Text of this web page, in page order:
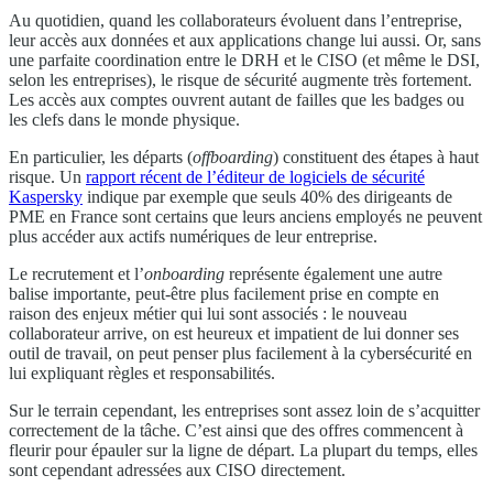
Au quotidien, quand les collaborateurs évoluent dans l’entreprise,
leur accès aux données et aux applications change lui aussi. Or, sans
une parfaite coordination entre le DRH et le CISO (et même le DSI,
selon les entreprises), le risque de sécurité augmente très fortement.
Les accès aux comptes ouvrent autant de failles que les badges ou
les clefs dans le monde physique.
En particulier, les départs (offboarding) constituent des étapes à haut
risque. Un rapport récent de l’éditeur de logiciels de sécurité
Kaspersky indique par exemple que seuls 40% des dirigeants de
PME en France sont certains que leurs anciens employés ne peuvent
plus accéder aux actifs numériques de leur entreprise.
Le recrutement et l’onboarding représente également une autre
balise importante, peut-être plus facilement prise en compte en
raison des enjeux métier qui lui sont associés : le nouveau
collaborateur arrive, on est heureux et impatient de lui donner ses
outil de travail, on peut penser plus facilement à la cybersécurité en
lui expliquant règles et responsabilités.
Sur le terrain cependant, les entreprises sont assez loin de s’acquitter
correctement de la tâche. C’est ainsi que des offres commencent à
fleurir pour épauler sur la ligne de départ. La plupart du temps, elles
sont cependant adressées aux CISO directement.